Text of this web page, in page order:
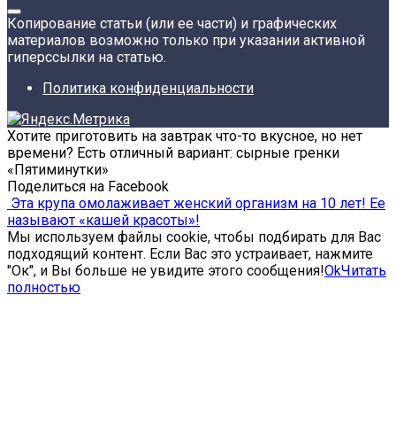
Копирование статьи (или ее части) и графических
материалов возможно только при указании активной
гиперссылки на статью.
Политика конфиденциальности
Хотите приготовить на завтрак что-то вкусное, но нет
времени? Есть отличный вариант: сырные гренки
«Пятиминутки»
Поделиться на Facebook
Эта крупа омолаживает женский организм на 10 лет! Ее
называют «кашей красоты»!
Мы используем файлы cookie, чтобы подбирать для Вас
подходящий контент. Если Вас это устраивает, нажмите
"Ок", и Вы больше не увидите этого сообщения!OkЧитать
полностью